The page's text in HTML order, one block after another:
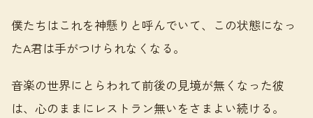
僕たちはこれを神懸りと呼んでいて、この状態になっ
たA君は手がつけられなくなる。
音楽の世界にとらわれて前後の見境が無くなった彼
は、心のままにレストラン無いをさまよい続ける。